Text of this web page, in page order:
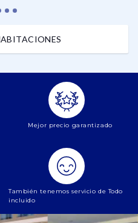
Mejor precio garantizado
También tenemos servicio de Todo
incluido